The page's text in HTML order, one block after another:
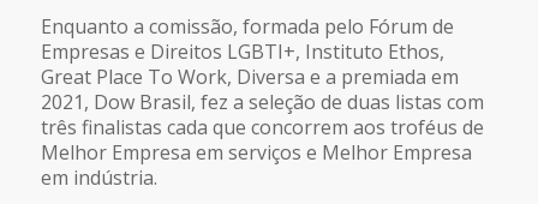
Enquanto a comissão, formada pelo Fórum de
Empresas e Direitos LGBTI+, Instituto Ethos,
Great Place To Work, Diversa e a premiada em
2021, Dow Brasil, fez a seleção de duas listas com
três finalistas cada que concorrem aos troféus de
Melhor Empresa em serviços e Melhor Empresa
em indústria.